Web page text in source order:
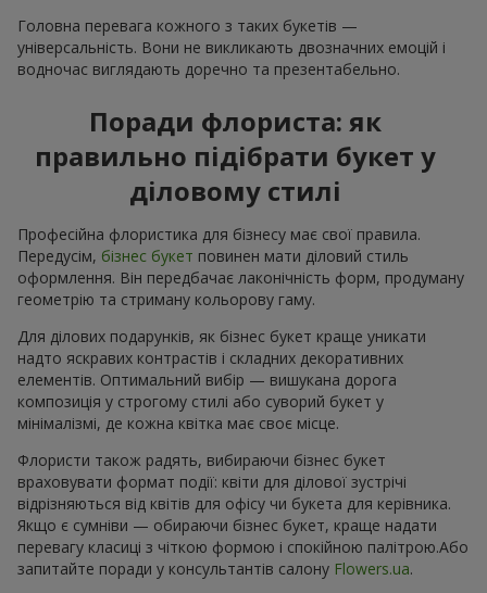
Головна перевага кожного з таких букетів —
універсальність. Вони не викликають двозначних емоцій і
водночас виглядають доречно та презентабельно.
Поради флориста: як
правильно підібрати букет у
діловому стилі
Професійна флористика для бізнесу має свої правила.
Передусім, бізнес букет повинен мати діловий стиль
оформлення. Він передбачає лаконічність форм, продуману
геометрію та стриману кольорову гаму.
Для ділових подарунків, як бізнес букет краще уникати
надто яскравих контрастів і складних декоративних
елементів. Оптимальний вибір — вишукана дорога
композиція у строгому стилі або суворий букет у
мінімалізмі, де кожна квітка має своє місце.
Флористи також радять, вибираючи бізнес букет
враховувати формат події: квіти для ділової зустрічі
відрізняються від квітів для офісу чи букета для керівника.
Якщо є сумніви — обираючи бізнес букет, краще надати
перевагу класиці з чіткою формою і спокійною палітрою.Або
запитайте поради у консультантів салону Flowers.ua.